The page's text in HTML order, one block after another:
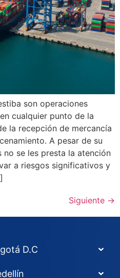
son operaciones
cualquier punto de la
la recepción de mercancía
A pesar de su
no se les presta la atención
a riesgos significativos y
Siguiente →
D.C